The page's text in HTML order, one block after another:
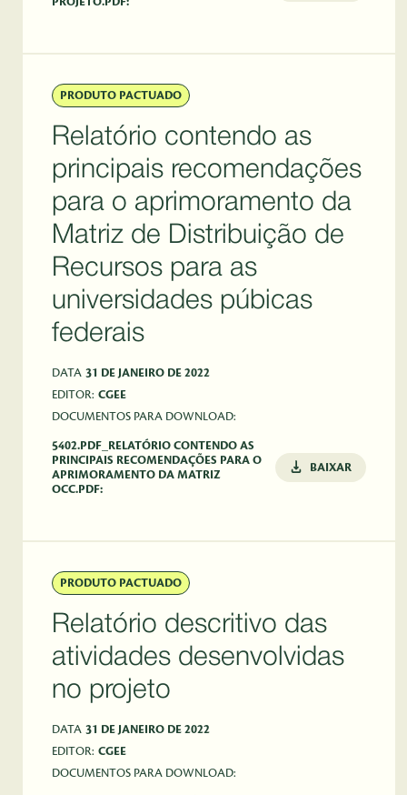
PRODUTO PACTUADO
Relatório contendo as
principais recomendações
para o aprimoramento da
Matriz de Distribuição de
Recursos para as
universidades púbicas
federais
DATA 31 DE JANEIRO DE 2022
EDITOR: CGEE
DOCUMENTOS PARA DOWNLOAD:
5402.PDF_RELATÓRIO CONTENDO AS
PRINCIPAIS RECOMENDAÇÕES PARA O
APRIMORAMENTO DA MATRIZ
OCC.PDF:
BAIXAR
PRODUTO PACTUADO
Relatório descritivo das
atividades desenvolvidas
no projeto
DATA 31 DE JANEIRO DE 2022
EDITOR: CGEE
DOCUMENTOS PARA DOWNLOAD: